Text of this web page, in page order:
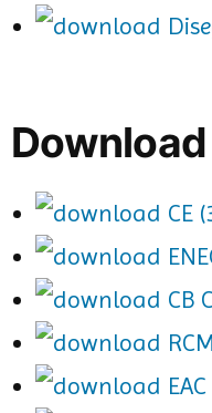
CE
CB